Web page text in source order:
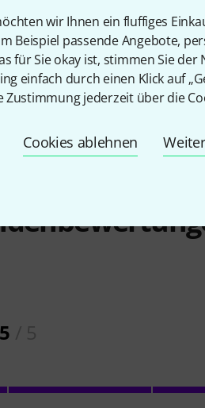
wir Ihnen ein fluffiges
Beispiel passende Angebote,
für Sie okay ist, stimmen Sie
einfach durch einen Klick auf
Zustimmung jederzeit über die
Cookies ablehnen
PetersWohlfahrt 60
Violine
CHF
5